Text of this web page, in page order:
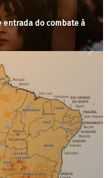
entrada do combate à